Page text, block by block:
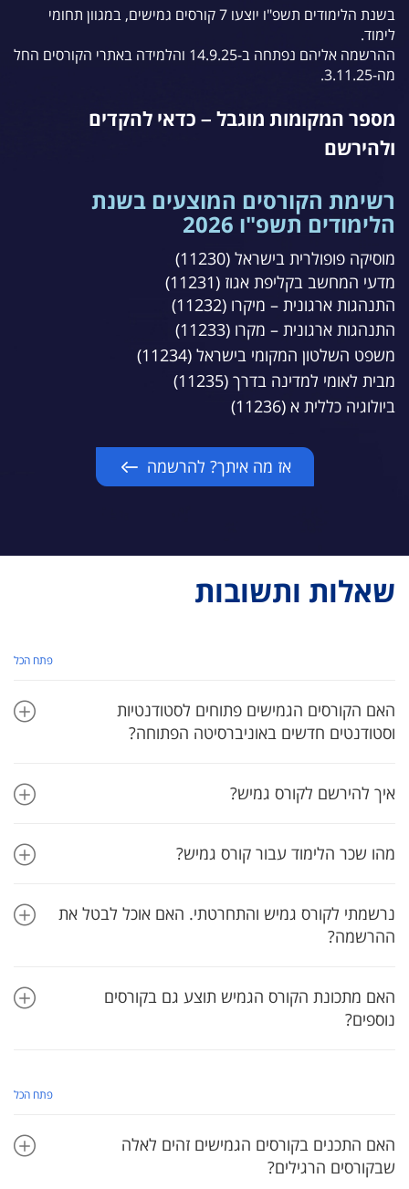
בש
נת הלימודים תשפ"ו יוצעו 7 קורסים גמישים, במגוון תחומי
לימוד.
ההרשמה אליהם נפתחה ב-14.9.25 והלמידה באתרי הקורסים החל
מה-3.11.25.
מספר המקומות מוגבל – כדאי להקדים
ולהירשם
רשימת הקורסים המוצעים בשנת
הלימודים תשפ"ו 2026
מוסיקה פופולרית בישראל (11230)
מדעי המחשב בקליפת אגוז (11231)
התנהגות ארגונית – מיקרו (11232)
התנהגות ארגונית – מקרו (11233)
משפט השלטון המקומי בישראל (11234)
מבית לאומי למדינה בדרך (11235)
ביולוגיה כללית א (11236)
אז מה איתך? להרשמה
שאלות ותשובות
פתח הכל
האם הקורסים הגמישים פתוחים לסטודנטיות
וסטודנטים חדשים באוניברסיטה הפתוחה?
איך להירשם לקורס גמיש?
מהו שכר הלימוד עבור קורס גמיש?
נרשמתי לקורס גמיש והתחרטתי. האם אוכל לבטל את
ההרשמה?
האם מתכונת הקורס הגמיש תוצע גם בקורסים
נוספים?
פתח הכל
האם התכנים בקורסים הגמישים זהים לאלה
שבקורסים הרגילים?